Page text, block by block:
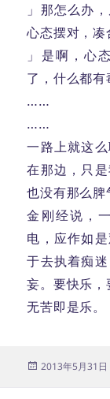
」那怎么办
心态摆对，凑
」是啊，心
了，什么都
……
……
一路上就这
在那边，只
也没有那么脾
金刚经说，
电，应作如
于去执着痴
妄。要快乐，
无苦即是乐。
发
2013年5月31日